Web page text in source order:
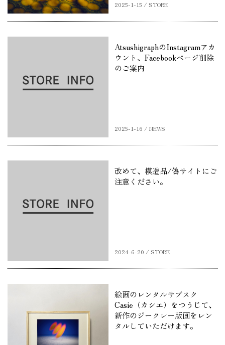
2025-1-15 / STORE
AtsushigraphのInstagramアカ
ウント、Facebookページ削除
のご案内
2025-1-16 / NEWS
改めて、模造品/偽サイトにご
注意ください。
2024-6-20 / STORE
絵画のレンタルサブスク
Casie（カシエ）をつうじて、
新作のジークレー版画をレン
タルしていただけます。